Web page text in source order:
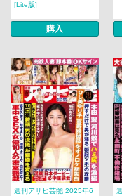
[Lite版]
購入
週刊アサヒ芸能 2025年6